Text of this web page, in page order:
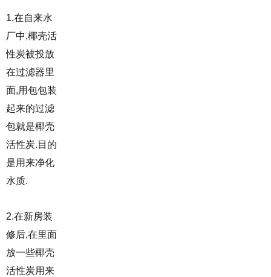
1.在自来水
厂中,椰壳活
性炭被投放
在过滤器里
面,用包包装
起来的过滤
包就是椰壳
活性炭.目的
是用来净化
水质.
2.在新房装
修后,在里面
放一些椰壳
活性炭用来